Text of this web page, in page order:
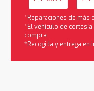
*Reparaciones de más
*El vehículo de
compra
*Recogida y entrega en